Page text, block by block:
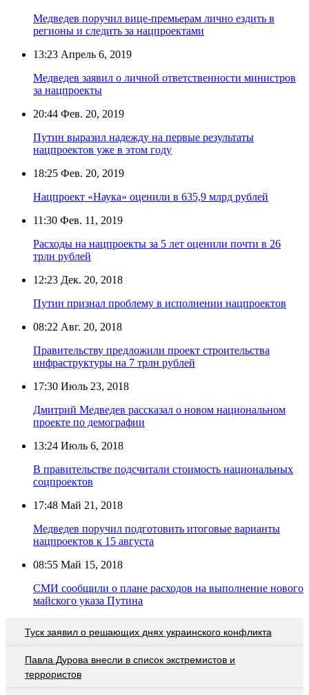
Медведев поручил вице-премьерам лично ездить в
регионы и следить за нацпроектами
13:23 Апрель 6, 2019
Медведев заявил о личной ответственности министров
за нацпроекты
20:44 Фев. 20, 2019
Путин выразил надежду на первые результаты
нацпроектов уже в этом году
18:25 Фев. 20, 2019
Нацпроект «Наука» оценили в 635,9 млрд рублей
11:30 Фев. 11, 2019
Расходы на нацпроекты за 5 лет оценили почти в 26
трлн рублей
12:23 Дек. 20, 2018
Путин признал проблему в исполнении нацпроектов
08:22 Авг. 20, 2018
Правительству предложили проект строительства
инфраструктуры на 7 трлн рублей
17:30 Июль 23, 2018
Дмитрий Медведев рассказал о новом национальном
проекте по демографии
13:24 Июль 6, 2018
В правительстве подсчитали стоимость национальных
соцпроектов
17:48 Май 21, 2018
Медведев поручил подготовить итоговые варианты
нацпроектов к 15 августа
08:55 Май 15, 2018
СМИ сообщили о плане расходов на выполнение нового
майского указа Путина
Туск заявил о решающих днях украинского конфликта
Павла Дурова внесли в список экстремистов и
террористов